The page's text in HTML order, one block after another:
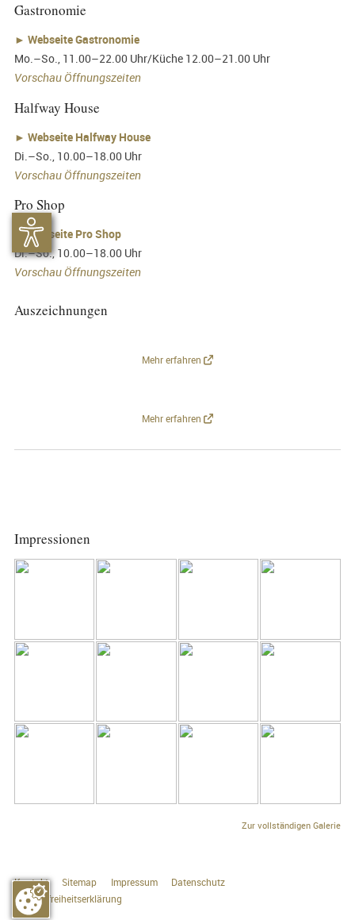
Gastronomie
► Webseite Gastronomie
Mo.–So., 11.00–22.00 Uhr/Küche 12.00–21.00 Uhr
Vorschau Öffnungszeiten
Halfway House
► Webseite Halfway House
Di.–So., 10.00–18.00 Uhr
Vorschau Öffnungszeiten
Pro Shop
►Webseite Pro Shop
Di.–So., 10.00–18.00 Uhr
Vorschau Öffnungszeiten
Auszeichnungen
Mehr erfahren
Mehr erfahren
Impressionen
Zur vollständigen Galerie
Kontakt Sitemap Impressum
Datenschutz
Barrierefreiheitserklärung